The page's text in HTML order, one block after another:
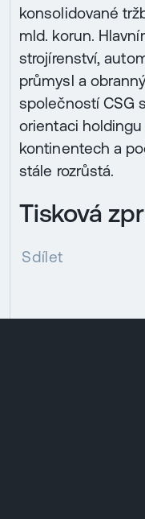
konsolidované
mld. korun.
strojírenství,
průmysl a
společností CSG
orientaci
kontinentech a
stále rozrůstá.
Tisková
Sdílet